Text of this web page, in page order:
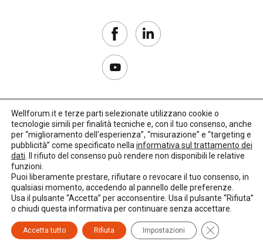
Copyright 2017–2026
Privacy Policy
Credits: LO Studio
Wellforum.it e terze parti selezionate utilizzano cookie o
tecnologie simili per finalità tecniche e, con il tuo consenso, anche
per “miglioramento dell'esperienza”, “misurazione” e “targeting e
pubblicità” come specificato nella informativa sul trattamento dei
dati . Il rifiuto del consenso può rendere non disponibili le relative
funzioni.
Puoi liberamente prestare, rifiutare o revocare il tuo consenso, in
qualsiasi momento, accedendo al pannello delle preferenze.
Usa il pulsante “Accetta” per acconsentire. Usa il pulsante “Rifiuta”
o chiudi questa informativa per continuare senza accettare.
Accetta tutto Rifiuta Impostazioni Close GDPR